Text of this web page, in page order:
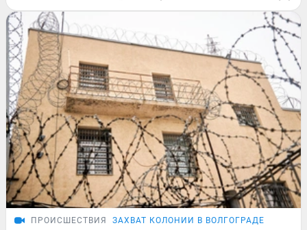
ПРОИСШЕСТВИЯ ЗАХВАТ КОЛОНИИ В ВОЛГОГРАДЕ